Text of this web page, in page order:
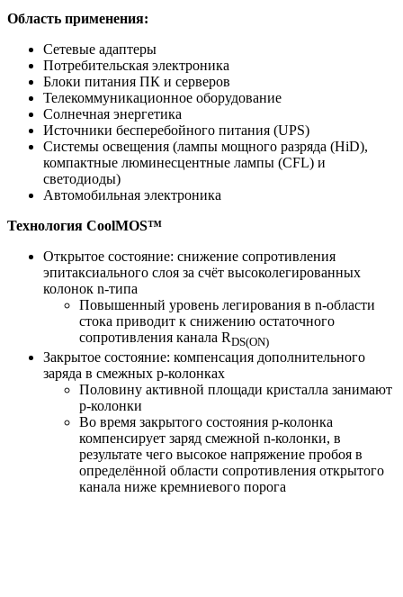
Область применения:
Сетевые адаптеры
Потребительская электроника
Блоки питания ПК и серверов
Телекоммуникационное оборудование
Солнечная энергетика
Источники бесперебойного питания (UPS)
Системы освещения (лампы мощного разряда (HiD),
компактные люминесцентные лампы (CFL) и
светодиоды)
Автомобильная электроника
Технология CoolMOS™
Открытое состояние: снижение сопротивления
эпитаксиального слоя за счёт высоколегированных
колонок n-типа
Повышенный уровень легирования в n-области
стока приводит к снижению остаточного
сопротивления канала RDS(ON)
Закрытое состояние: компенсация дополнительного
заряда в смежных p-колонках
Половину активной площади кристалла занимают
p-колонки
Во время закрытого состояния p-колонка
компенсирует заряд смежной n-колонки, в
результате чего высокое напряжение пробоя в
определённой области сопротивления открытого
канала ниже кремниевого порога